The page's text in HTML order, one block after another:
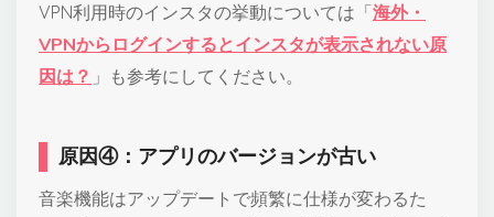
VPN利用時のインスタの挙動については「海外・
VPNからログインするとインスタが表示されない原
因は？ 」も参考にしてください。
原因④：アプリのバージョンが古い
音楽機能はアップデートで頻繁に仕様が変わるた